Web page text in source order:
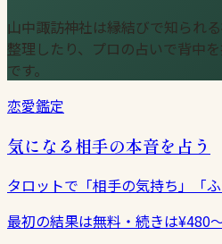
山中諏訪神社は縁結びで知られ
整理したり、プロの占いで背中
です。
恋愛鑑定
気になる相手の本音を占う
タロットで「相手の気持ち」「
最初の結果は無料・続きは¥480